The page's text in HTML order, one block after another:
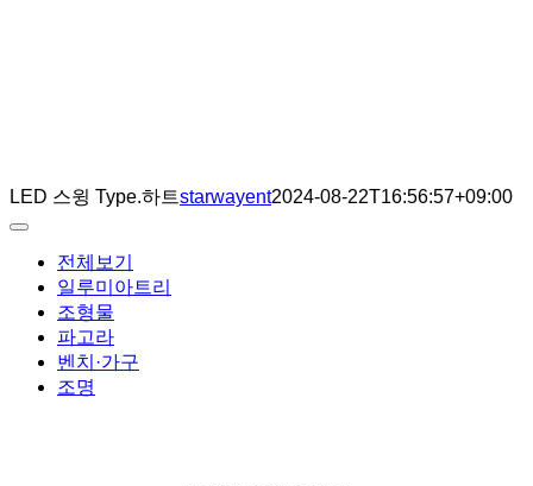
LED 스윙 Type.하트starwayent2024-08-22T16:56:57+09:00
Toggle
Navigation전체보기
일루미아트리
조형물
파고라
벤치·가구
조명